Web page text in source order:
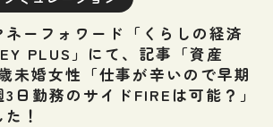
ネーフォワード「くらしの経済
PLUS」にて、記事「資産
未婚女性「仕事が辛いので早期
日勤務のサイドFIREは可能？」
！